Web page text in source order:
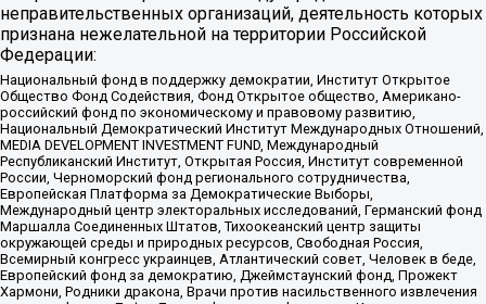
неправительственных организаций, деятельность которых
признана нежелательной на территории Российской
Федерации:
Национальный фонд в поддержку демократии, Институт Открытое
Общество Фонд Содействия, Фонд Открытое общество, Американо-
российский фонд по экономическому и правовому развитию,
Национальный Демократический Институт Международных Отношений,
MEDIA DEVELOPMENT INVESTMENT FUND, Международный
Республиканский Институт, Открытая Россия, Институт современной
России, Черноморский фонд регионального сотрудничества,
Европейская Платформа за Демократические Выборы,
Международный центр электоральных исследований, Германский фонд
Маршалла Соединенных Штатов, Тихоокеанский центр защиты
окружающей среды и природных ресурсов, Свободная Россия,
Всемирный конгресс украинцев, Атлантический совет, Человек в беде,
Европейский фонд за демократию, Джеймстаунский фонд, Прожект
Хармони, Родники дракона, Врачи против насильственного извлечения